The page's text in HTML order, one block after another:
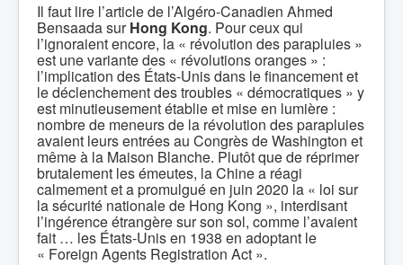
Il faut lire l’article de l’Algéro-Canadien Ahmed
Bensaada surHong Kong. Pour ceux qui
l’ignoraient encore, la « révolution des parapluies »
est une variante des « révolutions oranges » :
l’implication des États-Unis dans le financement et
le déclenchement des troubles « démocratiques » y
est minutieusement établie et mise en lumière :
nombre de meneurs de la révolution des parapluies
avaient leurs entrées au Congrès de Washington et
même à la Maison Blanche. Plutôt que de réprimer
brutalement les émeutes, la Chine a réagi
calmement et a promulgué en juin 2020 la « loi sur
la sécurité nationale de Hong Kong », interdisant
l’ingérence étrangère sur son sol, comme l’avaient
fait … les États-Unis en 1938 en adoptant le
« Foreign Agents Registration Act ».